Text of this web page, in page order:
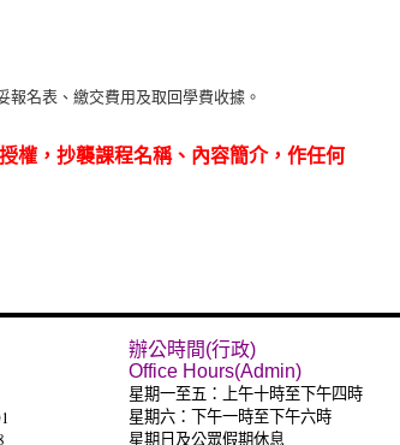
名表、繳交費用及取回學費收據。
權，抄襲課程名稱、內容簡介，作任何
辦公時間(行政)
Office Hours(Admin)
星期一至五：上午十時至下午四時
星期六：下午一時至下午六時
星期日及公眾假期休息